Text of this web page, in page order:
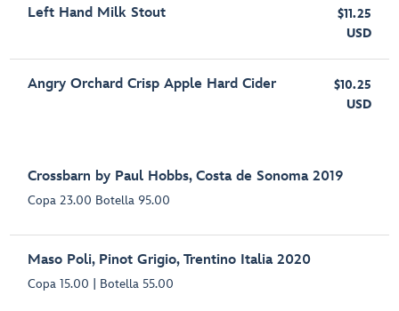
Left Hand Milk Stout
$11.25
USD
Angry Orchard Crisp Apple Hard Cider
$10.25
USD
Crossbarn by Paul Hobbs, Costa de Sonoma 2019
Copa 23.00 Botella 95.00
Maso Poli, Pinot Grigio, Trentino Italia 2020
Copa 15.00 | Botella 55.00